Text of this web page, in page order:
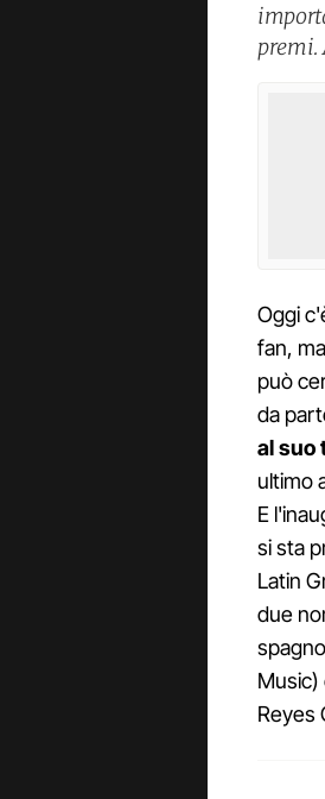
premi.
Oggi
fan,
può
da
al suo
ultimo
E
si sta
Latin
due
Music)
Reyes